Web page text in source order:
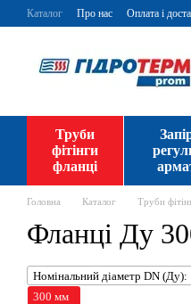
Перейти до основного контенту
Каталог Про нас Оплата і
Труби
фітінги
фланці
Головна Каталог Труби
Фланці Ду
Номінальний діаметр DN (Ду):
300 мм